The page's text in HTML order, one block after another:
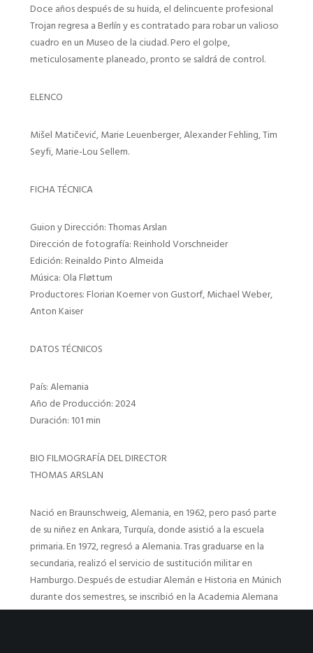
Doce años después de su huida, el delincuente profesional
Trojan regresa a Berlín y es contratado para robar un valioso
cuadro en un Museo de la ciudad. Pero el golpe,
meticulosamente planeado, pronto se saldrá de control.
ELENCO
Mišel Matičević, Marie Leuenberger, Alexander Fehling, Tim
Seyfi, Marie-Lou Sellem.
FICHA TÉCNICA
Guion y Dirección: Thomas Arslan
Dirección de fotografía: Reinhold Vorschneider
Edición: Reinaldo Pinto Almeida
Música: Ola Fløttum
Productores: Florian Koerner von Gustorf, Michael Weber,
Anton Kaiser
DATOS TÉCNICOS
País: Alemania
Año de Producción: 2024
Duración: 101 min
BIO FILMOGRAFÍA DEL DIRECTOR
THOMAS ARSLAN
Nació en Braunschweig, Alemania, en 1962, pero pasó parte
de su niñez en Ankara, Turquía, donde asistió a la escuela
primaria. En 1972, regresó a Alemania. Tras graduarse en la
secundaria, realizó el servicio de sustitución militar en
Hamburgo. Después de estudiar Alemán e Historia en Múnich
durante dos semestres, se inscribió en la Academia Alemana
de Cine y Televisión en Berlín. Trabaja como director de cine